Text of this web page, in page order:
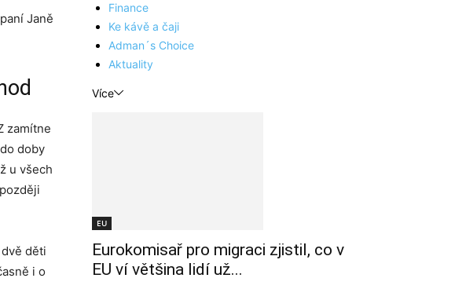
Janě
zamítne
doby
u všech
děti
i o
Finance
Ke kávě a čaji
Adman´s Choice
Aktuality
Více
EU
Eurokomisař pro migraci zjistil, co v
EU ví většina lidí už...